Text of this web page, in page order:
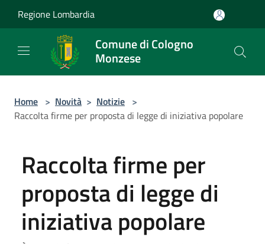
Regione Lombardia
Comune di Cologno
Monzese
Home > Novità > Notizie >
Raccolta firme per proposta di legge di iniziativa popolare
Raccolta firme per
proposta di legge di
iniziativa popolare